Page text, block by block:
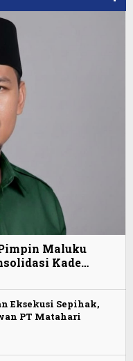
Maluku
Kade…
Eksekusi Sepihak,
PT Matahari